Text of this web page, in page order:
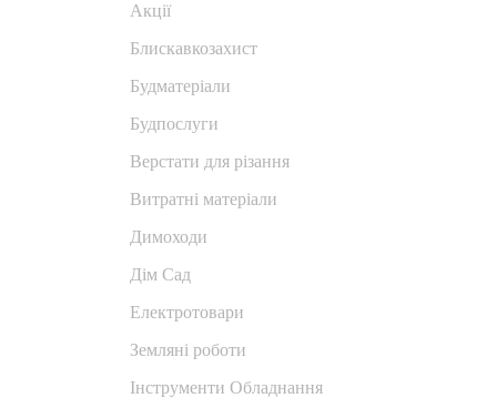
Акції
Блискавкозахист
Будматеріали
Будпослуги
Верстати для різання
Витратні матеріали
Димоходи
Дім Сад
Електротовари
Земляні роботи
Інструменти Обладнання